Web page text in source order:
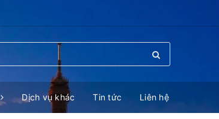
Dịch vụ khác Tin tức Liên hệ